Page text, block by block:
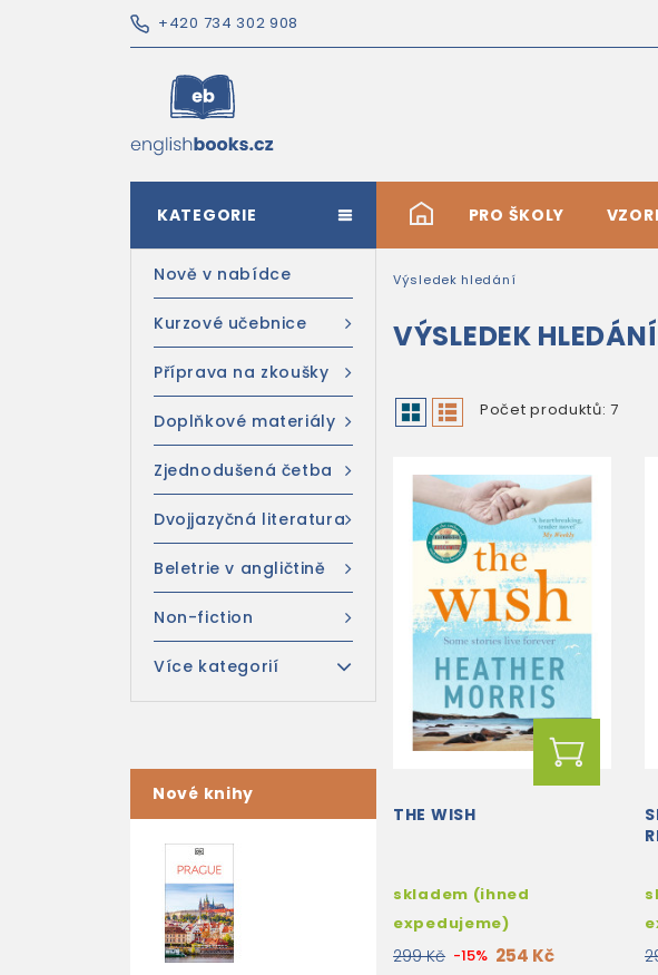
+420 734 302 908
# PRO ŠKOLY
KATEGORIE
Nově v nabídce
Kurzové učebnice
Příprava na zkoušky
Doplňkové materiály
Zjednodušená četba
Dvojjazyčná literatura
Beletrie v angličtině
Non-fiction
Více kategorií
Nové knihy
Výsledek hledání
VÝSLEDEK HLEDÁNÍ
Počet produktů: 7
THE WISH
skladem (ihned
expedujeme)
299 Kč -15% 254 Kč